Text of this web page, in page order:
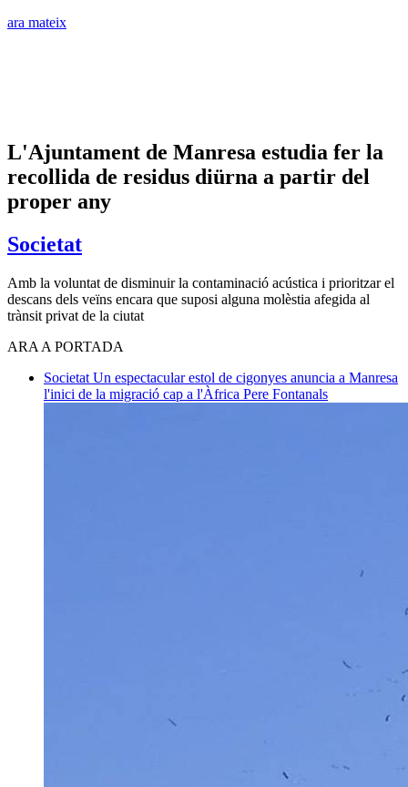
ara mateix
L'Ajuntament de Manresa estudia fer la
recollida de residus diürna a partir del
proper any
Societat
Amb la voluntat de disminuir la contaminació acústica i prioritzar el
descans dels veïns encara que suposi alguna molèstia afegida al
trànsit privat de la ciutat
ARA A PORTADA
Societat Un espectacular estol de cigonyes anuncia a Manresa
l'inici de la migració cap a l'Àfrica Pere Fontanals